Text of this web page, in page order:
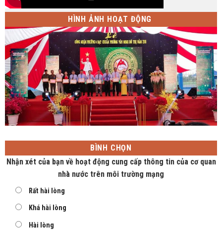
HÌNH ẢNH HOẠT ĐỘNG
BÌNH CHỌN
Nhận xét của bạn về hoạt động cung cấp thông tin của cơ quan
nhà nước trên môi trường mạng
Rất hài lòng
Khá hài lòng
Hài lòng